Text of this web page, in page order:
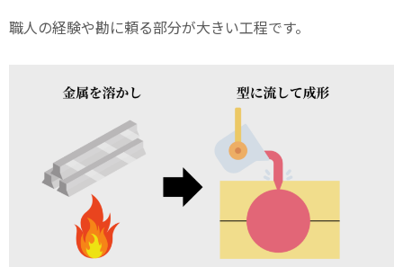
職人の経験や勘に頼る部分が大きい工程です。